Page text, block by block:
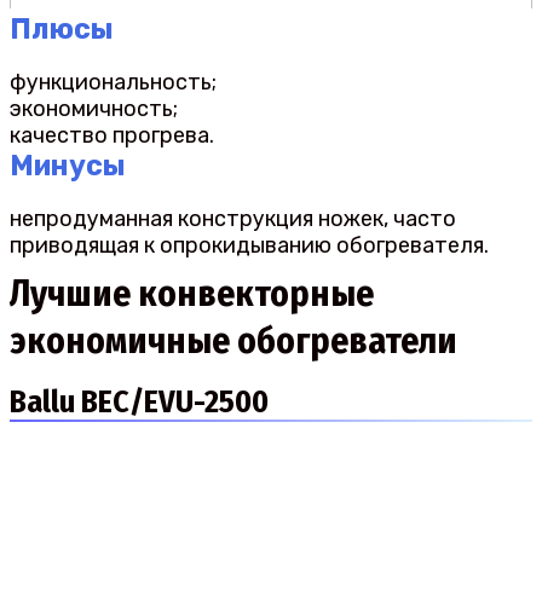
Плюсы
функциональность;
экономичность;
качество прогрева.
Минусы
непродуманная конструкция ножек, часто
приводящая к опрокидыванию обогревателя.
Лучшие конвекторные
экономичные обогреватели
Ballu BEC/EVU-2500